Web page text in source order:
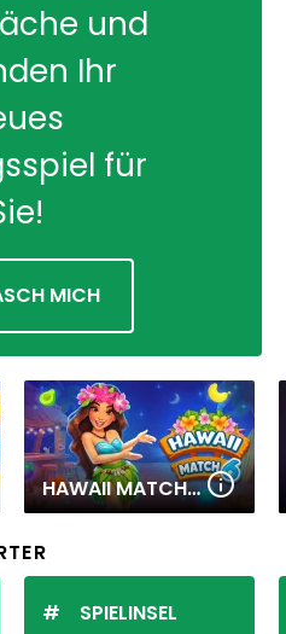
und
Ihr
für
MICH
HAWAII MATCH 6
SPIELINSEL